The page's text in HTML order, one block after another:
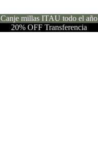
Canje millas ITAU todo el año
20% OFF Transferencia